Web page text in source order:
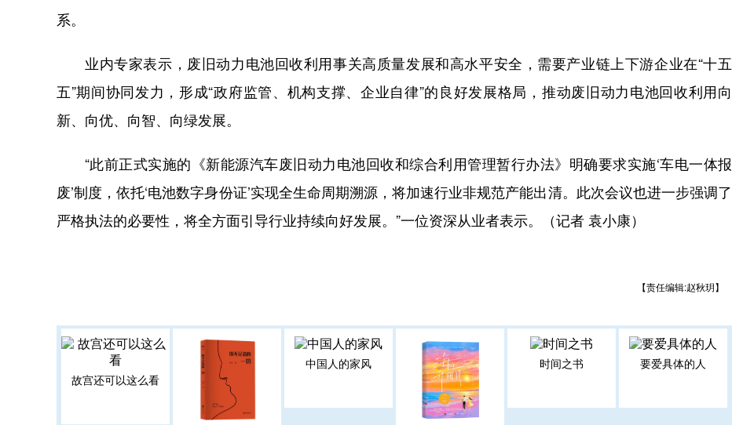
系。
业内专家表示，废旧动力电池回收利用事关高质量发展和高水平安全，需要产业链上下游企业在“十五
五”期间协同发力，形成“政府监管、机构支撑、企业自律”的良好发展格局，推动废旧动力电池回收利用向
新、向优、向智、向绿发展。
“此前正式实施的《新能源汽车废旧动力电池回收和综合利用管理暂行办法》明确要求实施‘车电一体报
废’制度，依托‘电池数字身份证’实现全生命周期溯源，将加速行业非规范产能出清。此次会议也进一步强调了
严格执法的必要性，将全方面引导行业持续向好发展。”一位资深从业者表示。（记者 袁小康）
【责任编辑:赵秋玥】
故宫还可以这么看
中国人的家风 时间之书 要爱具体的人